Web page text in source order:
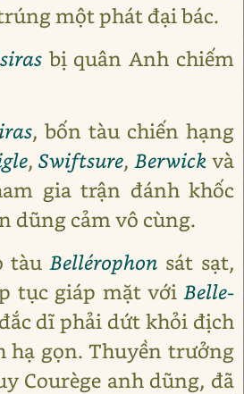
một phát đại bác.
bị quân Anh chiếm
, bốn tàu chiến hạng
, Swiftsure,Berwickvà
gia trận đánh khốc
dũng cảm vô cùng.
tàuBellérophon sát sạt,
tục giáp mặt vớiBelle-
dĩ phải dứt khỏi địch
hạ gọn. Thuyền trưởng
Courège anh dũng, đã